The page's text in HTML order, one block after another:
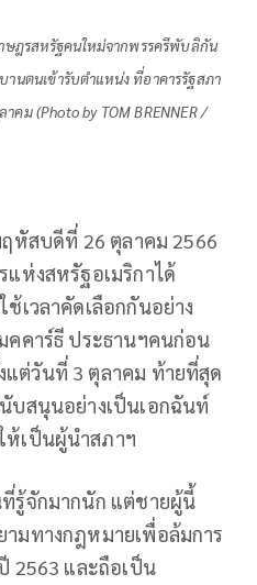
ฎรสหรัฐคนใหม่จากพรรครีพับลิกัน
นตนเข้ารับตำแหน่ง ที่อาคารรัฐสภา
คม (Photo by TOM BRENNER /
หัสบดีที่ 26 ตุลาคม 2566
ห่งสหรัฐอเมริกาได้
เวลาคัดเลือกกันอย่าง
คคาร์ธี ประธานฯคนก่อน
ต่วันที่ 3 ตุลาคม ท้ายที่สุด
บสนุนอย่างเป็นเอกฉันท์
ห้เป็นผู้นำสภาฯ
รู้จักมากนัก แต่ชายผู้นี้
มทางกฎหมายเพื่อล้มการ
2563 และถือเป็น